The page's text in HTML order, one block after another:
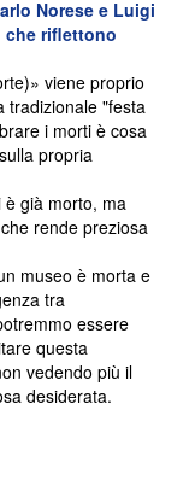
Norese e Luigi
che riflettono
viene proprio
tradizionale "festa
i morti è cosa
propria
già morto, ma
rende preziosa
museo è morta e
tra
essere
questa
vedendo più il
desiderata.